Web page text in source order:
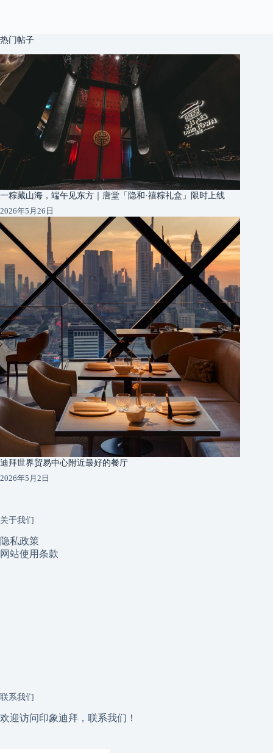
热门帖子
一粽藏山海，端午见东方｜唐堂「隐和·禧粽礼盒」限时上线
2026年5月26日
迪拜世界贸易中心附近最好的餐厅
2026年5月2日
关于我们
隐私政策
网站使用条款
联系我们
欢迎访问印象迪拜，联系我们！